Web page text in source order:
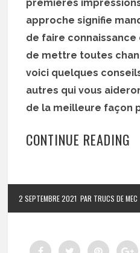
premières
approche signifie
de faire connaissance
de mettre toutes
voici quelques
autres qui vous
de la meilleure façon
CONTINUE READING
2 SEPTEMBRE 2021 PAR TRUCS DE MEC